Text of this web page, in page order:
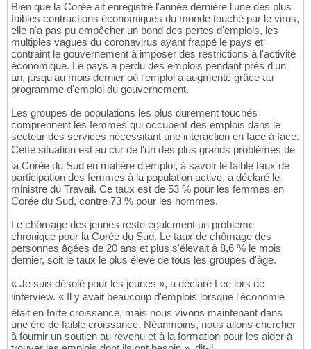
Bien que la Corée ait enregistré l'année dernière l'une des plus
faibles contractions économiques du monde touché par le virus,
elle n'a pas pu empêcher un bond des pertes d'emplois, les
multiples vagues du coronavirus ayant frappé le pays et
contraint le gouvernement à imposer des restrictions à l'activité
économique. Le pays a perdu des emplois pendant près d'un
an, jusqu'au mois dernier où l'emploi a augmenté grâce au
programme d'emploi du gouvernement.
Les groupes de populations les plus durement touchés
comprennent les femmes qui occupent des emplois dans le
secteur des services nécessitant une interaction en face à face.
Cette situation est au cur de l'un des plus grands problèmes de
la Corée du Sud en matière d'emploi, à savoir le faible taux de
participation des femmes à la population active, a déclaré le
ministre du Travail. Ce taux est de 53 % pour les femmes en
Corée du Sud, contre 73 % pour les hommes.
Le chômage des jeunes reste également un problème
chronique pour la Corée du Sud. Le taux de chômage des
personnes âgées de 20 ans et plus s'élevait à 8,6 % le mois
dernier, soit le taux le plus élevé de tous les groupes d'âge.
« Je suis désolé pour les jeunes », a déclaré Lee lors de
linterview. « Il y avait beaucoup d'emplois lorsque l'économie
était en forte croissance, mais nous vivons maintenant dans
une ère de faible croissance. Néanmoins, nous allons chercher
à fournir un soutien au revenu et à la formation pour les aider à